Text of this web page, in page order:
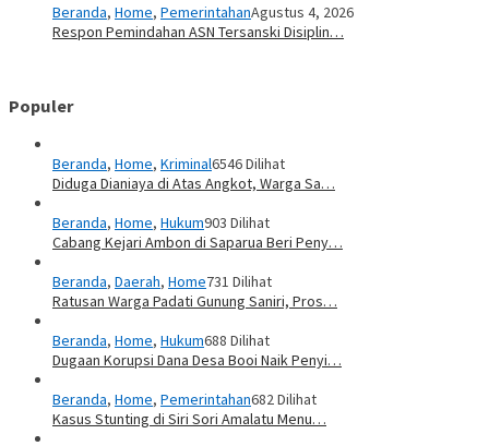
Beranda, Home, PemerintahanAgustus 4, 2026
Respon Pemindahan ASN Tersanski Disiplin…
Populer
Beranda, Home, Kriminal6546 Dilihat
Diduga Dianiaya di Atas Angkot, Warga Sa…
Beranda, Home, Hukum903 Dilihat
Cabang Kejari Ambon di Saparua Beri Peny…
Beranda, Daerah, Home731 Dilihat
Ratusan Warga Padati Gunung Saniri, Pros…
Beranda, Home, Hukum688 Dilihat
Dugaan Korupsi Dana Desa Booi Naik Penyi…
Beranda, Home, Pemerintahan682 Dilihat
Kasus Stunting di Siri Sori Amalatu Menu…